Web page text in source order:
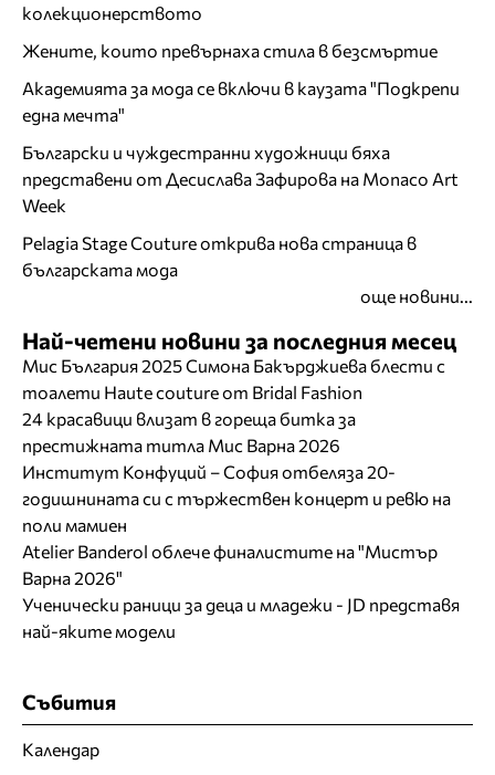
колекционерството
Жените, които превърнаха стила в безсмъртие
Академията за мода се включи в каузата "Подкрепи
една мечта"
Български и чуждестранни художници бяха
представени от Десислава Зафирова на Monaco Art
Week
Pelagia Stage Couture открива нова страница в
българската мода
още новини...
Най-четени новини за последния месец
Мис България 2025 Симона Бакърджиева блести с
тоалети Haute couture от Bridal Fashion
24 красавици влизат в гореща битка за
престижната титла Мис Варна 2026
Институт Конфуций – София отбеляза 20-
годишнината си с тържествен концерт и ревю на
поли мамиен
Atelier Banderol облече финалистите на "Мистър
Варна 2026"
Ученически раници за деца и младежи - JD представя
най-яките модели
Събития
Календар